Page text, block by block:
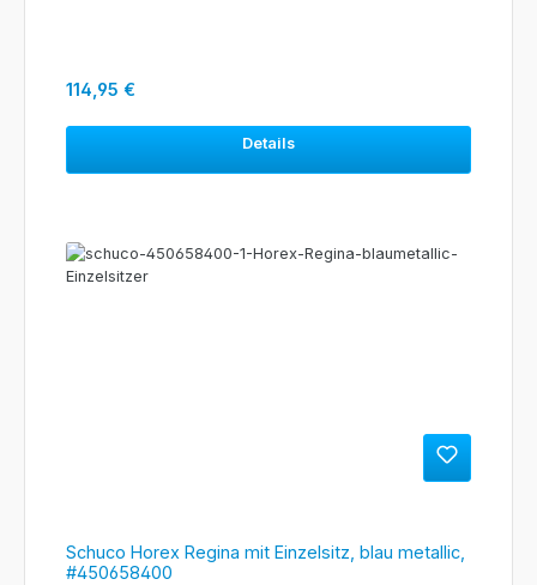
Regulärer Preis:
114,95 €
Details
Schuco Horex Regina mit Einzelsitz, blau metallic,
#450658400